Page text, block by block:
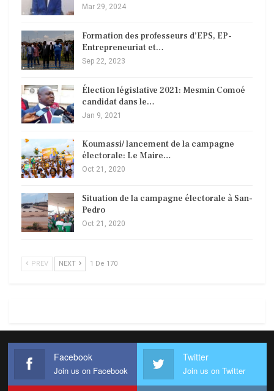
Mar 29, 2024
Formation des professeurs d’EPS, EP-
Entrepreneuriat et…
Sep 22, 2023
Élection législative 2021: Mesmin Comoé
candidat dans le…
Jan 9, 2021
Koumassi/ lancement de la campagne
électorale: Le Maire…
Oct 21, 2020
Situation de la campagne électorale à San-
Pedro
Oct 21, 2020
PREV NEXT 1 De 170
Facebook
Join us on Facebook
Twitter
Join us on Twitter